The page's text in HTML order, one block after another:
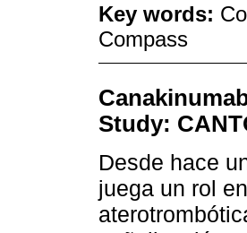
Key words:
Compass
Study:
Desde hace
juega un rol